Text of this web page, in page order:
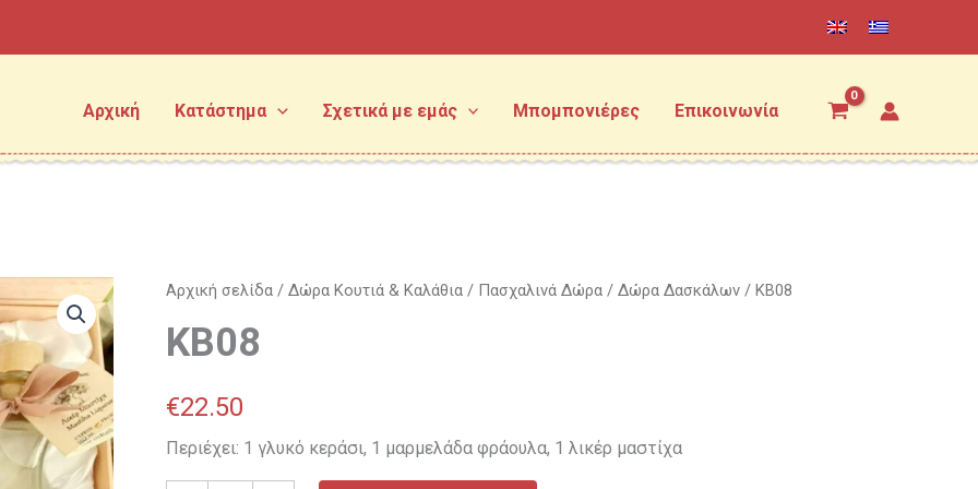
Αρχική
Κατάστημα Σχετικά με εμάς Μπομπονιέρες Επικοινωνία
Αρχική σελίδα / Δώρα Κουτιά & Καλάθια / Πασχαλινά Δώρα / Δώρα Δασκάλων / KB08
KB08
€22.50
Περιέχει: 1 γλυκό κεράσι, 1 μαρμελάδα φράουλα, 1 λικέρ μαστίχα
KB08